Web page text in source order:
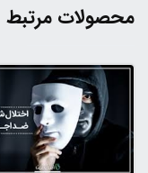
محصولات مرتبط